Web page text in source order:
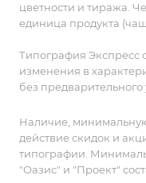
согревают и
цветности и тиража.
единица продукта
Типография Экспресс
изменения в
без предварительного
Наличие,
действие скидок и
типографии.
"Оазис" и "Проект"